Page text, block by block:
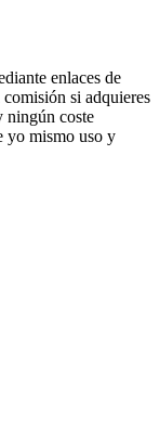
enlaces de
si adquieres
ningún coste
yo mismo uso y